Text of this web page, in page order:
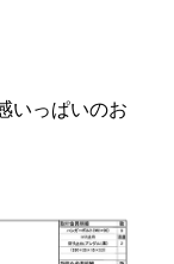
いっぱいのお